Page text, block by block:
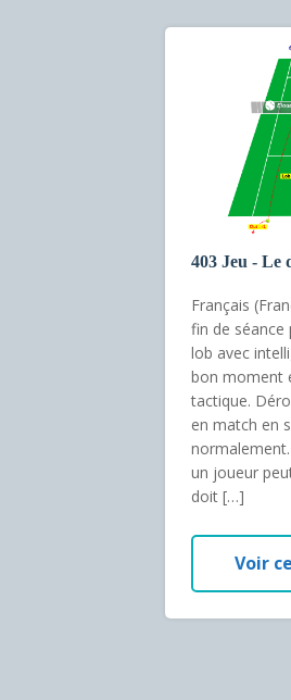
403 Jeu - Le
Français
fin de séance
lob avec
bon moment
tactique.
en match en
un joueur
doit […]
Voir